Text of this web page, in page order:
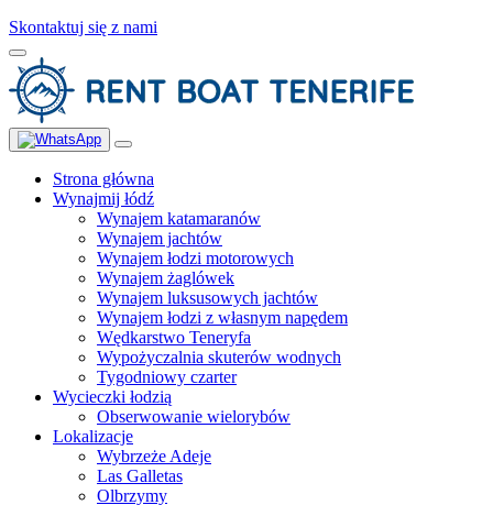
Skontaktuj się z nami
Strona główna
Wynajmij łódź
Wynajem katamaranów
Wynajem jachtów
Wynajem łodzi motorowych
Wynajem żaglówek
Wynajem luksusowych jachtów
Wynajem łodzi z własnym napędem
Wędkarstwo Teneryfa
Wypożyczalnia skuterów wodnych
Tygodniowy czarter
Wycieczki łodzią
Obserwowanie wielorybów
Lokalizacje
Wybrzeże Adeje
Las Galletas
Olbrzymy